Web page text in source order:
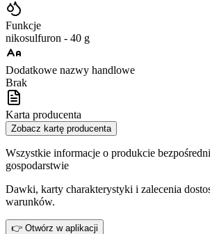
Funkcje
nikosulfuron - 40 g
Dodatkowe nazwy handlowe
Brak
Karta producenta
Zobacz kartę producenta
Wszystkie informacje o produkcie
gospodarstwie
Dawki, karty charakterystyki i zalecenia
warunków.
👉 Otwórz w aplikacji